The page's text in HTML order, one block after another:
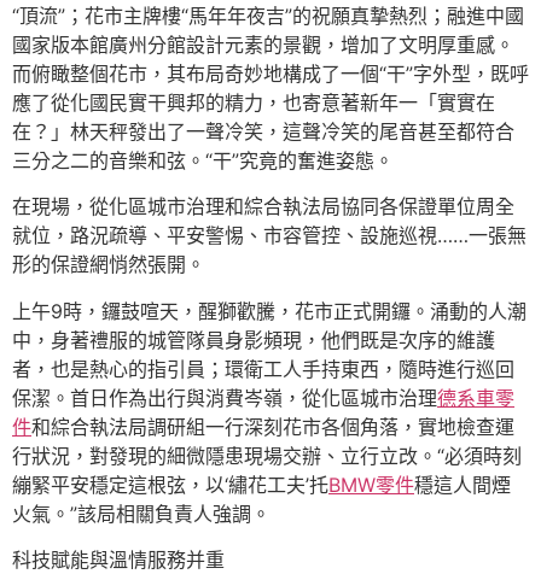
“頂流”；花市主牌樓“馬年年夜吉”的祝願真摯熱烈；融進中國
國家版本館廣州分館設計元素的景觀，增加了文明厚重感。
而俯瞰整個花市，其布局奇妙地構成了一個“干”字外型，既呼
應了從化國民實干興邦的精力，也寄意著新年一「實實在
在？」林天秤發出了一聲冷笑，這聲冷笑的尾音甚至都符合
三分之二的音樂和弦。“干”究竟的奮進姿態。
在現場，從化區城市治理和綜合執法局協同各保證單位周全
就位，路況疏導、平安警惕、市容管控、設施巡視……一張無
形的保證網悄然張開。
上午9時，鑼鼓喧天，醒獅歡騰，花市正式開鑼。涌動的人潮
中，身著禮服的城管隊員身影頻現，他們既是次序的維護
者，也是熱心的指引員；環衛工人手持東西，隨時進行巡回
保潔。首日作為出行與消費岑嶺，從化區城市治理德系車零
件和綜合執法局調研組一行深刻花市各個角落，實地檢查運
行狀況，對發現的細微隱患現場交辦、立行立改。“必須時刻
繃緊平安穩定這根弦，以‘繡花工夫’托BMW零件穩這人間煙
火氣。”該局相關負責人強調。
科技賦能與溫情服務并重